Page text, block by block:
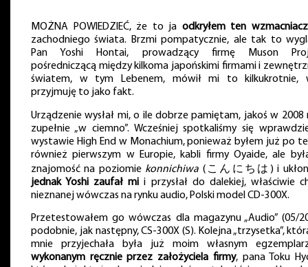
MOŻNA POWIEDZIEĆ, że to ja odkryłem ten wzmacniacz
zachodniego świata. Brzmi pompatycznie, ale tak to
Pan Yoshi Hontai, prowadzący firmę Muson
pośredniczącą między kilkoma japońskimi firmami i
światem, w tym Lebenem, mówił mi to kilkukrotnie,
przyjmuję to jako fakt.
Urządzenie wysłał mi, o ile dobrze pamiętam, jakoś w 2008
zupełnie „w ciemno”. Wcześniej spotkaliśmy się
wystawie High End w Monachium, ponieważ byłem już po
również pierwszym w Europie, kabli firmy Oyaide, ale
znajomość na poziomie konnichiwa (こんにちは) i
jednak Yoshi zaufał mi i przysłał do dalekiej, właściwie
nieznanej wówczas na rynku audio, Polski model CD-300X.
Przetestowałem go wówczas dla magazynu „Audio” (05/
podobnie, jak następny, CS-300X (S). Kolejna „trzysetka”,
mnie przyjechała była już moim własnym
wykonanym ręcznie przez założyciela firmy, pana Toku